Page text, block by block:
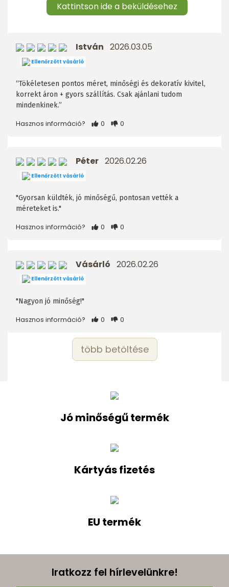
Kattintson ide a beküldésehez
István 2026.03.05
Ellenőrzött vásárló
“Tökéletesen pontos méret, minőségi és dekoratív kivitel,
korrekt áron + gyors szállítás. Csak ajánlani tudom
mindenkinek.”
Hasznos információ? 0 0
Péter 2026.02.26
Ellenőrzött vásárló
"Gyorsan küldték, jó minőségű, pontosan vették a
méreteket is."
Hasznos információ? 0 0
Vásárló 2026.02.26
Ellenőrzött vásárló
"Nagyon jó minőség!"
Hasznos információ? 0 0
több betöltése
Jó minőségű termék
Kártyás fizetés
EU termék
Iratkozz fel hírlevelünkre!